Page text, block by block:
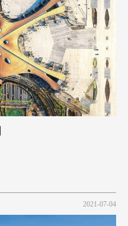
2021-07-04